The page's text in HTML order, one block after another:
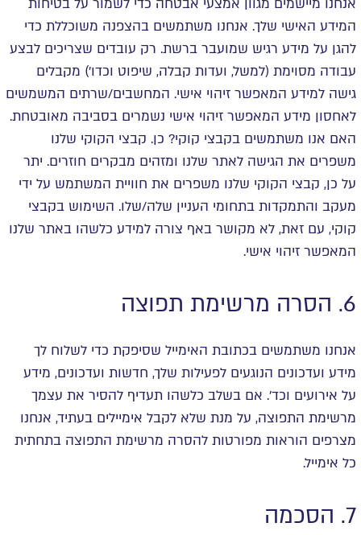
המידע האישי שלך. אנחנו משתמשים בהצפנה משוכללת כדי
להגן על מידע רגיש שמועבר ברשת. רק עובדים שצריכים לבצע
עבודה מסוימת (למשל, ועדות קבלה, שיפוט וכדו') מקבלים
גישה למידע המאפשר זיהוי אישי. המחשבים/שרתים המשמשים
לאחסון מידע המאפשר זיהוי אישי נשמרים בסביבה מאובטחת.
האם אנו משתמשים בקבצי קוקי? כן. קבצי הקוקי שלנו
משפרים את הגישה לאתר שלנו ומזהים מבקרים חוזרים. יתר
על כן, קבצי הקוקי שלנו משפרים את חוויית המשתמש על ידי
מעקב והתמקדות בתחומי העניין שלה/שלו. השימוש בקבצי
קוקי, עם זאת, לא מקושר באף צורה למידע כלשהו באתר שלנו
המאפשר זיהוי אישי.
6. הסרה מרשימת תפוצה
אנחנו משתמשים בכתובת האימייל שסיפקת כדי לשלוח לך
מידע ועדכונים הנוגעים לפעילות שלך, חדשות ועדכונים, מידע
על אירועים וכד'. אם בשלב כלשהו תעדיף להסיר את עצמך
מרשימת התפוצה, על מנת שלא לקבל אימיילים בעתיד, אנחנו
מצרפים הוראות מפורטות להסרה מרשימת התפוצה בתחתית
כל אימייל.
7. הסכמה